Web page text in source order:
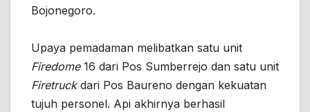
Bojonegoro.
Upaya pemadaman melibatkan satu unit
Firedome16 dari Pos Sumberrejo dan satu unit
Firetruckdari Pos Baureno dengan kekuatan
tujuh personel. Api akhirnya berhasil